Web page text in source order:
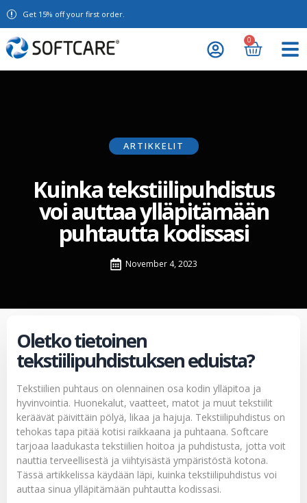
Get 15% off your first order.
0
ARTIKKELIT
Kuinka tekstiilipuhdistus
voi auttaa ylläpitämään
puhtautta kodissasi
November 4, 2023
Oletko tietoinen
tekstiilipuhdistuksen eduista?
Tekstiilien puhtaus on olennainen osa kodin ylläpitoa ja
hyvinvointia. Huonekalut, vaatteet, matot ja muut tekstiilit
keräävät päivittäin pölyä, likaa ja hajuja. Tekstiilipuhdistus on
tehokas tapa pitää kotisi raikkaana ja puhtaana. Softcare
tarjoaa laadukasta tekstiilien hoitoa ja puhdistusta, jotta voit
nauttia terveellisestä ja viihtyisästä ympäristöstä kotona.
Tässä artikkelissa käydään läpi, kuinka tekstiilipuhdistus voi
auttaa sinua ylläpitämään puhtautta kodissasi.